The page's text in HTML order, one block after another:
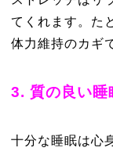
てくれます。た
体力維持のカギ
3. 質の良い睡
十分な睡眠は心